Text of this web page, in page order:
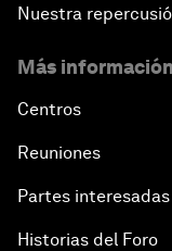
Nuestra
Más
Centros
Reuniones
Partes interesadas
Historias del Foro